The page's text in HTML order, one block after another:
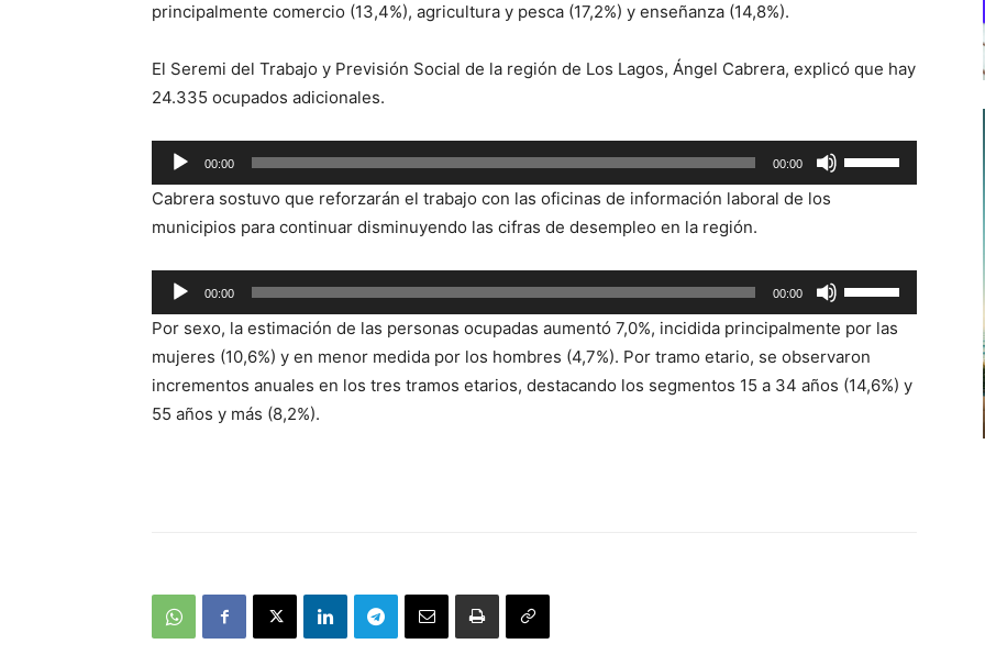
principalmente comercio (13,4%), agricultura y pesca (17,2%) y enseñanza (14,8%).
El Seremi del Trabajo y Previsión Social de la región de Los Lagos, Ángel Cabrera, explicó que hay
24.335 ocupados adicionales.
Reproductor
de
audio
00:00 00:00
las
flecha
arriba/abajo
para
aumentar
o
Cabrera sostuvo que reforzarán el trabajo con las oficinas de información laboral de los
municipios para continuar disminuyendo las cifras de desempleo en la región.
Reproductor
de
audio
00:00 00:00
las
teclas
de
flecha
Por sexo, la estimación de las personas ocupadas aumentó 7,0%, incidida principalmente por las
mujeres (10,6%) y en menor medida por los hombres (4,7%). Por tramo etario, se observaron
incrementos anuales en los tres tramos etarios, destacando los segmentos 15 a 34 años (14,6%) y
55 años y más (8,2%).